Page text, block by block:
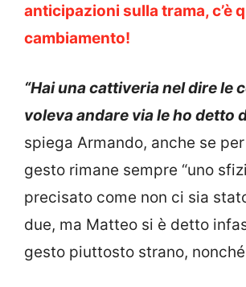
anticipazioni sulla trama, c’è
cambiamento!
“Hai una cattiveria nel dire le
voleva andare via le ho detto
spiega Armando, anche se
gesto rimane sempre “uno
precisato come non ci sia
due, ma Matteo si è detto
gesto piuttosto strano,